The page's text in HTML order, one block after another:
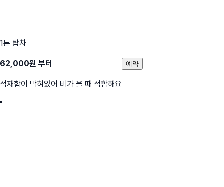
1톤 탑차
62,000원 부터
적재함이 막혀있어 비가 올 때 적합해요
예약